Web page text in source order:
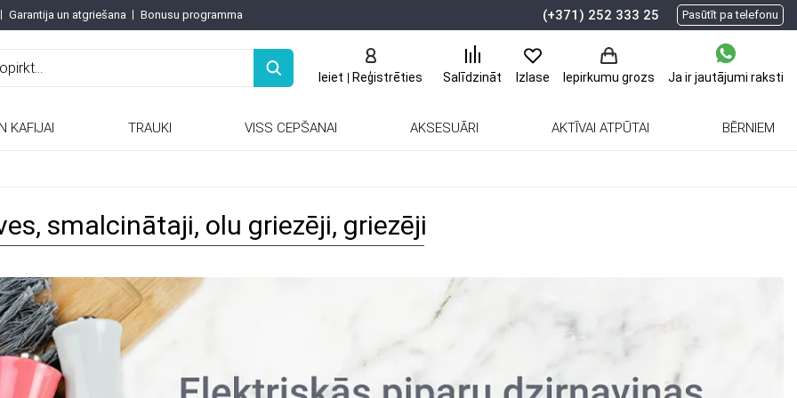
Garantija un atgriešana Bonusu programma (+371) 252 333 25 Pasūtīt pa telefonu
Ieiet Reģistrēties Salīdzināt Izlase Iepirkumu grozs Ja ir jautājumi raksti
KAFIJAI TRAUKI VISS CEPŠANAI AKSESUĀRI AKTĪVAI ATPŪTAI BĒRNIEM
smalcinātaji, olu griezēji, griezēji